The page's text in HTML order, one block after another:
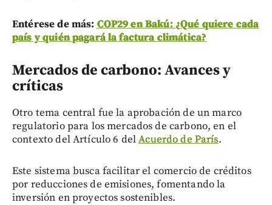
Entérese de más: COP29 en Bakú: ¿Qué quiere cada
país y quién pagará la factura climática?
Mercados de carbono: Avances y
críticas
Otro tema central fue la aprobación de un marco
regulatorio para los mercados de carbono, en el
contexto del Artículo 6 delAcuerdo de París.
Este sistema busca facilitar el comercio de créditos
por reducciones de emisiones, fomentando la
inversión en proyectos sostenibles.